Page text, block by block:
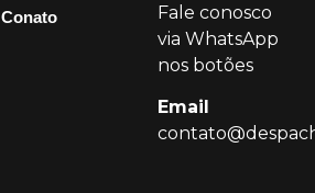
Conato
Fale conosco
via WhatsApp
nos botões
Email